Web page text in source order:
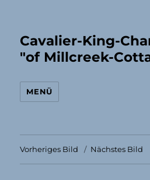
Cavalier-King-
"of Millcreek-
MENÜ
Vorheriges Bild Nächstes Bild